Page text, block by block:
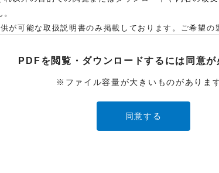
が可能な取扱説明書のみ掲載しております。ご希望
、当該製品の取扱説明書をご提供できない場合があり
ビスでご使用されている専用の製品（レンタル品）に
」に直接お問い合わせくださいますようお願いします。
PDFを閲覧・ダウンロードするには 同意が
※ファイル容量が大きいものがあります